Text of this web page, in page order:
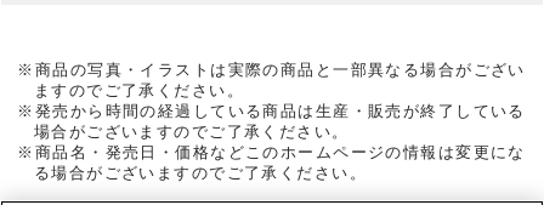
※商品の写真・イラストは実際の商品と一部異なる場合がござい
ますのでご了承ください。
※発売から時間の経過している商品は生産・販売が終了している
場合がございますのでご了承ください。
※商品名・発売日・価格などこのホームページの情報は変更にな
る場合がございますのでご了承ください。